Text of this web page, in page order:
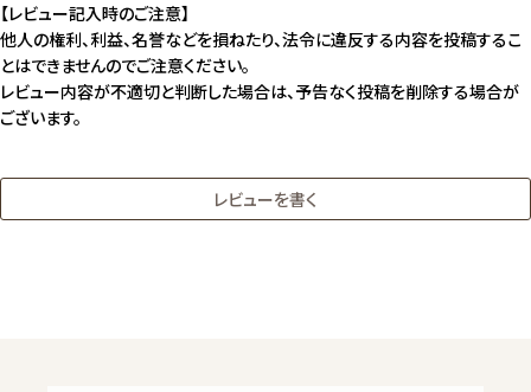
【レビュー記入時のご注意】
他人の権利、利益、名誉などを損ねたり、法令に違反する内容を投稿するこ
とはできませんのでご注意ください。
レビュー内容が不適切と判断した場合は、予告なく投稿を削除する場合が
ございます。
レビューを書く